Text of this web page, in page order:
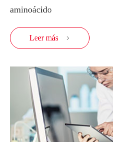
aminoácido
Leer más 